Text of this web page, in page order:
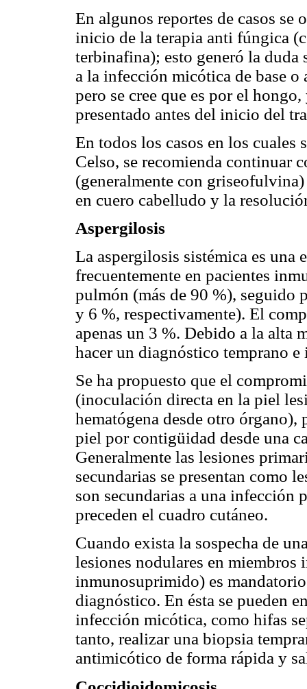
En algunos reportes de casos se
inicio de la terapia anti fúngica
terbinafina); esto generó la duda
a la infección micótica de base
pero se cree que es por el
presentado antes del inicio del
En todos los casos en los cuales
Celso, se recomienda continuar
(generalmente con
en cuero cabelludo y la
Aspergilosis
La aspergilosis sistémica es una
frecuentemente en pacientes
pulmón (más de 90 %), seguido
y 6 %, respectivamente). El
apenas un 3 %. Debido a la alta
hacer un diagnóstico temprano
Se ha propuesto que el
(inoculación directa en la piel
hematógena desde otro órgano),
piel por contigüidad desde una
Generalmente las lesiones
secundarias se presentan como
son secundarias a una infección
preceden el cuadro cutáneo.
Cuando exista la sospecha de
lesiones nodulares en miembros
inmunosuprimido) es
diagnóstico. En ésta se pueden
infección micótica, como hifas
tanto, realizar una biopsia
antimicótico de forma rápida y